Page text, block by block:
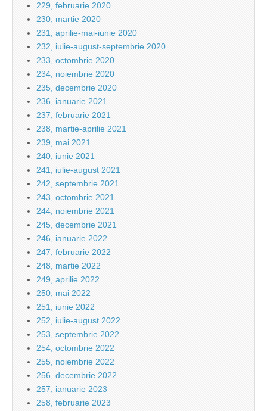
229, februarie 2020
230, martie 2020
231, aprilie-mai-iunie 2020
232, iulie-august-septembrie 2020
233, octombrie 2020
234, noiembrie 2020
235, decembrie 2020
236, ianuarie 2021
237, februarie 2021
238, martie-aprilie 2021
239, mai 2021
240, iunie 2021
241, iulie-august 2021
242, septembrie 2021
243, octombrie 2021
244, noiembrie 2021
245, decembrie 2021
246, ianuarie 2022
247, februarie 2022
248, martie 2022
249, aprilie 2022
250, mai 2022
251, iunie 2022
252, iulie-august 2022
253, septembrie 2022
254, octombrie 2022
255, noiembrie 2022
256, decembrie 2022
257, ianuarie 2023
258, februarie 2023